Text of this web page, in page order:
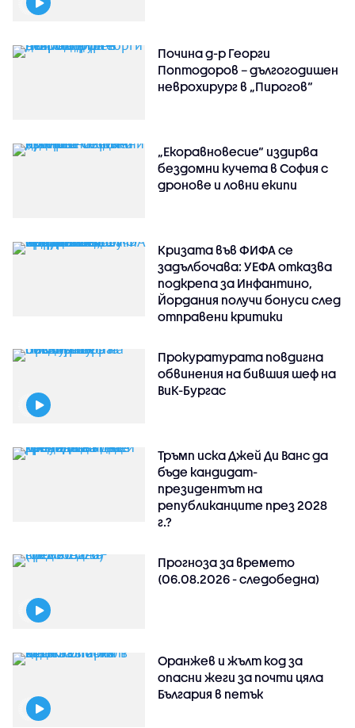
Почина д-р Георги
Поптодоров – дългогодишен
неврохирург в „Пирогов“
„Екоравновесие“ издирва
бездомни кучета в София с
дронове и ловни екипи
Кризата във ФИФА се
задълбочава: УЕФА отказва
подкрепа за Инфантино,
Йордания получи бонуси след
отправени критики
Прокуратурата повдигна
обвинения на бившия шеф на
ВиК-Бургас
Тръмп иска Джей Ди Ванс да
бъде кандидат-
президентът на
републиканците през 2028
г.?
Прогноза за времето
(06.08.2026 - следобедна)
Оранжев и жълт код за
опасни жеги за почти цяла
България в петък